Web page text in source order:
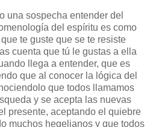
una sospecha entender del
del espíritu es como
te guste que se te resiste
cuenta que tú le gustas a ella
llega a entender, que es
que al conocer la lógica del
que todos llamamos
y se acepta las nuevas
presente, aceptando el quiebre
muchos hegelianos y que todos